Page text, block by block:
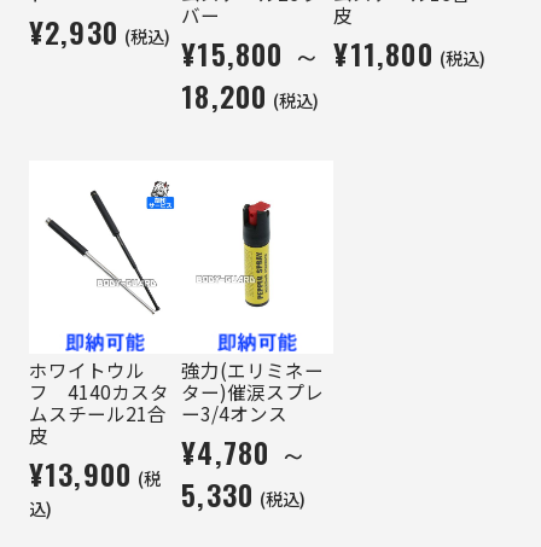
¥2,930 (税込)
バー
¥15,800 ～
18,200 (税込)
皮
¥11,800 (税込)
ホワイトウル
フ 4140カスタ
ムスチール21合
皮
¥13,900 (税
込)
強力(エリミネー
ター)催涙スプレ
ー3/4オンス
¥4,780 ～
5,330 (税込)